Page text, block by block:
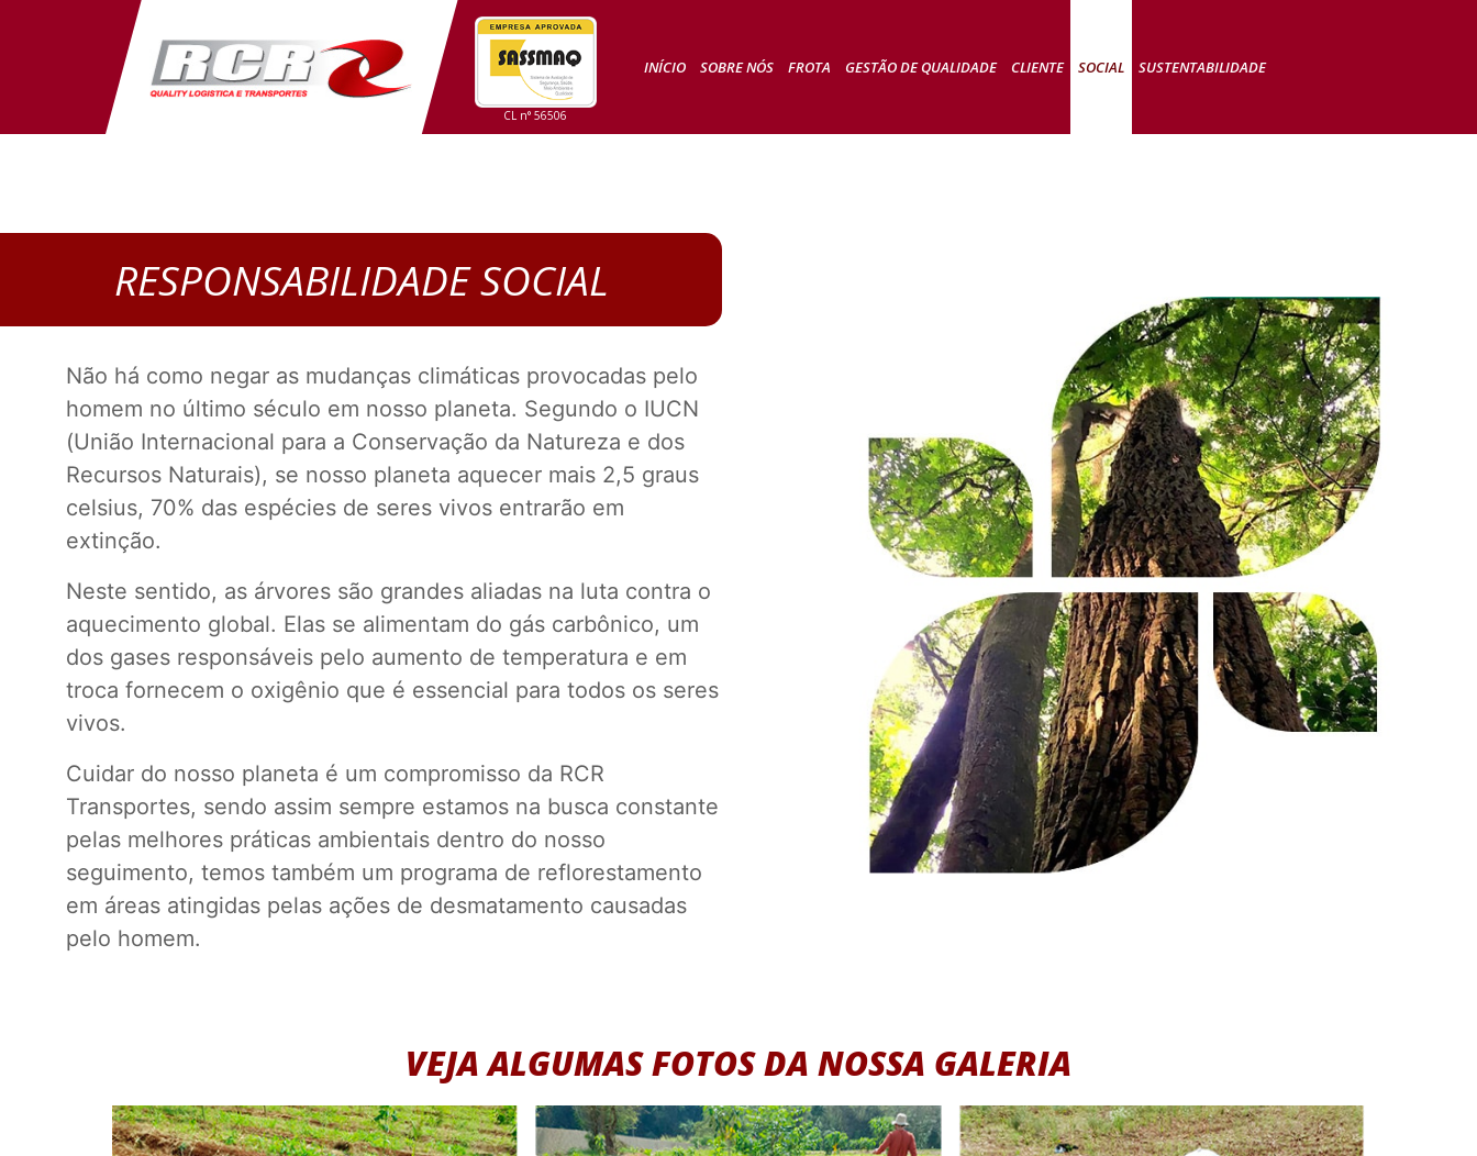
CL n° 56506
INÍCIO SOBRE NÓS FROTA GESTÃO DE QUALIDADE CLIENTE SOCIAL SUSTENTABILIDADE
RESPONSABILIDADE SOCIAL
Não há como negar as mudanças climáticas provocadas pelo
homem no último século em nosso planeta. Segundo o IUCN
(União Internacional para a Conservação da Natureza e dos
Recursos Naturais), se nosso planeta aquecer mais 2,5 graus
celsius, 70% das espécies de seres vivos entrarão em
extinção.
Neste sentido, as árvores são grandes aliadas na luta contra o
aquecimento global. Elas se alimentam do gás carbônico, um
dos gases responsáveis pelo aumento de temperatura e em
troca fornecem o oxigênio que é essencial para todos os seres
vivos.
Cuidar do nosso planeta é um compromisso da RCR
Transportes, sendo assim sempre estamos na busca constante
pelas melhores práticas ambientais dentro do nosso
seguimento, temos também um programa de reflorestamento
em áreas atingidas pelas ações de desmatamento causadas
pelo homem.
VEJA ALGUMAS FOTOS DA NOSSA GALERIA